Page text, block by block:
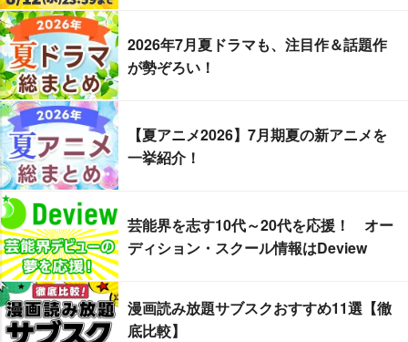
2026年7月夏ドラマも、注目作＆話題作
が勢ぞろい！
【夏アニメ2026】7月期夏の新アニメを
一挙紹介！
芸能界を志す10代～20代を応援！ オー
ディション・スクール情報はDeview
漫画読み放題サブスクおすすめ11選【徹
底比較】